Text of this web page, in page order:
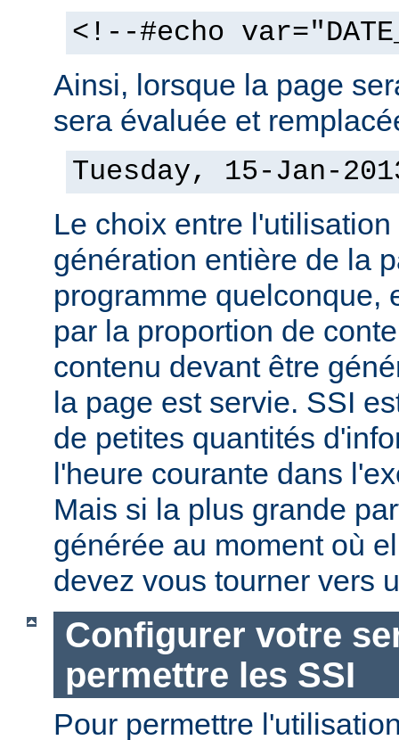
<!--#echo
Ainsi, lorsque la page
sera évaluée et
Tuesday, 15-Jan-
Le choix entre
génération entière de la
programme quelconque,
par la proportion de
contenu devant être
la page est servie. SSI
de petites quantités
l'heure courante dans
Mais si la plus grande
générée au moment où
devez vous tourner vers
Configurer votre
permettre les SSI
Pour permettre